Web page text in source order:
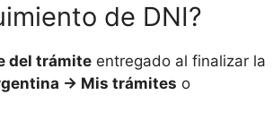
de DNI?
del trámite entregado al finalizar la
→ Mis trámites o